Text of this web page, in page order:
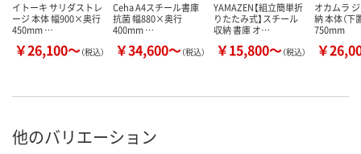
イトーキ サリダストレ
ージ 本体 幅900×奥行
450mm …
￥26,100～（税込）
Ceha A4スチール書庫
抗菌 幅880×奥行
400mm …
￥34,600～（税込）
YAMAZEN【組立簡単折
りたたみ式】スチール
収納 書庫 オ…
￥15,800～（税込）
オカムラ
納 本体（下
750mm
￥
他のバリエーション